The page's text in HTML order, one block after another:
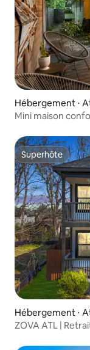
Hébergement ⋅
Mini maison
Superhôte
Superhôte
Hébergement ⋅
ZOVA ATL |